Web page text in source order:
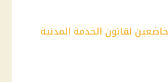
لقانون الخدمة المدنية